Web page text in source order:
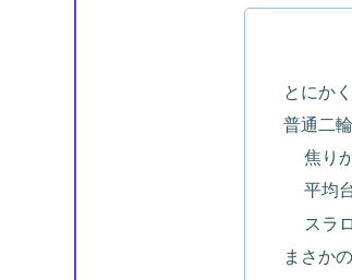
とにか
普通二
焦り
平均
スラ
まさか